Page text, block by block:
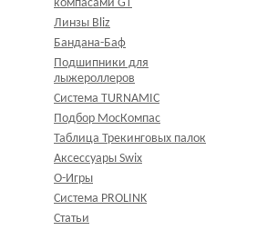
компасами GT
Линзы Bliz
Бандана-Баф
Подшипники для
лыжероллеров
Система TURNAMIC
Подбор МосКомпас
Таблица Трекинговых палок
Аксессуары Swix
О-Игры
Система PROLINK
Статьи